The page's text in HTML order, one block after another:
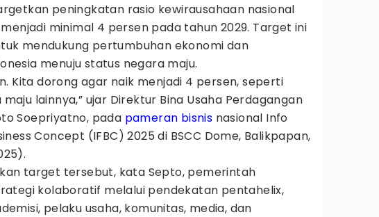
peningkatan rasio kewirausahaan nasional
minimal 4 persen pada tahun 2029. Target ini
mendukung pertumbuhan ekonomi dan
menuju status negara maju.
Kita dorong agar naik menjadi 4 persen, seperti
lainnya,” ujar Direktur Bina Usaha Perdagangan
Soepriyatno, pada pameran bisnis nasional Info
Concept (IFBC) 2025 di BSCC Dome, Balikpapan,
target tersebut, kata Septo, pemerintah
kolaboratif melalui pendekatan pentahelix,
pelaku usaha, komunitas, media, dan